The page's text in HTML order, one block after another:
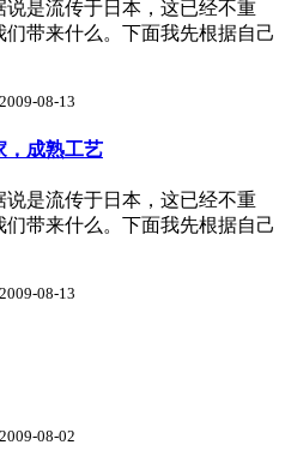
说是流传于日本，这已经不重
带来什么。下面我先根据自己
08-13
，成熟工艺
说是流传于日本，这已经不重
带来什么。下面我先根据自己
08-13
08-02